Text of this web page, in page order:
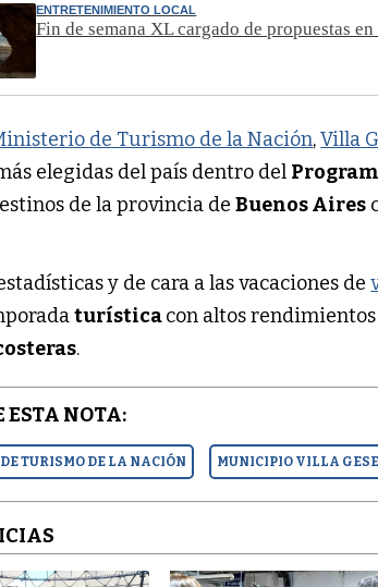
ENTRETENIMIENTO LOCAL
Fin de semana XL cargado de propuestas
de Turismo de la Nación,Villa
elegidas del país dentro del
de la provincia deBuenos Aires
y de cara a las vacaciones de
turísticacon altos rendimientos
.
ESTA NOTA:
TURISMO DE LA NACIÓN MUNICIPIO VILLA